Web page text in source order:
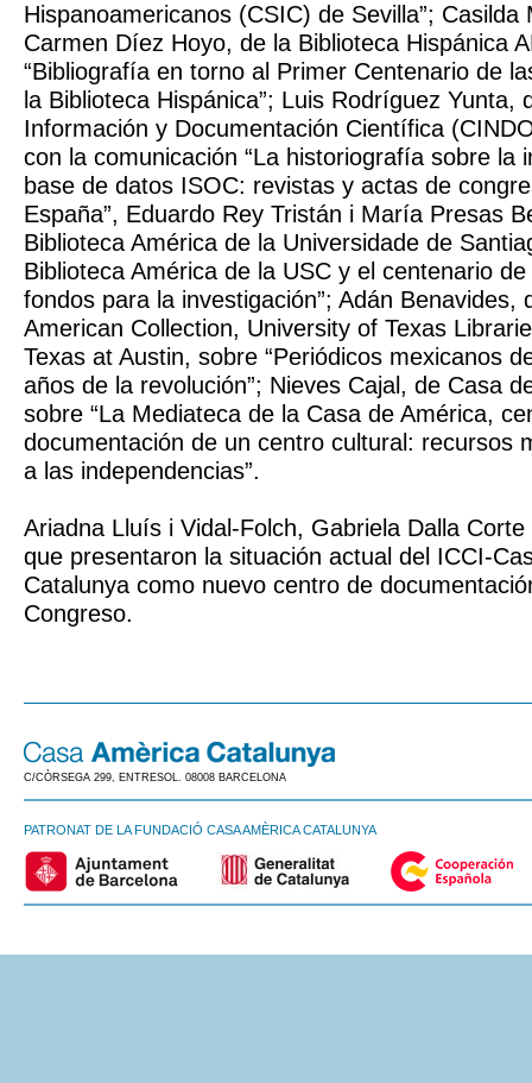
Hispanoamericanos (CSIC) de Sevilla”;
Carmen Díez Hoyo, de la Biblioteca Hispánica
“Bibliografía en torno al Primer Centenario de
la Biblioteca Hispánica”; Luis Rodríguez Yunta,
Información y Documentación Científica
con la comunicación “La historiografía sobre la
base de datos ISOC: revistas y actas de
España”, Eduardo Rey Tristán i María Presas
Biblioteca América de la Universidade de
Biblioteca América de la USC y el centenario
fondos para la investigación”; Adán Benavides,
American Collection, University of Texas
Texas at Austin, sobre “Periódicos mexicanos
años de la revolución”; Nieves Cajal, de Casa
sobre “La Mediateca de la Casa de América,
documentación de un centro cultural: recursos
a las independencias”.
Ariadna Lluís i Vidal-Folch, Gabriela Dalla
que presentaron la situación actual del ICCI-
Catalunya como nuevo centro de
Congreso.
C/CÒRSEGA 299, ENTRESOL. 08008 BARCELONA
PATRONAT DE LA FUNDACIÓ CASA AMÈRICA CATALUNYA